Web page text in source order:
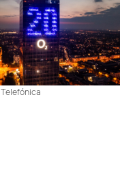
Telefónica